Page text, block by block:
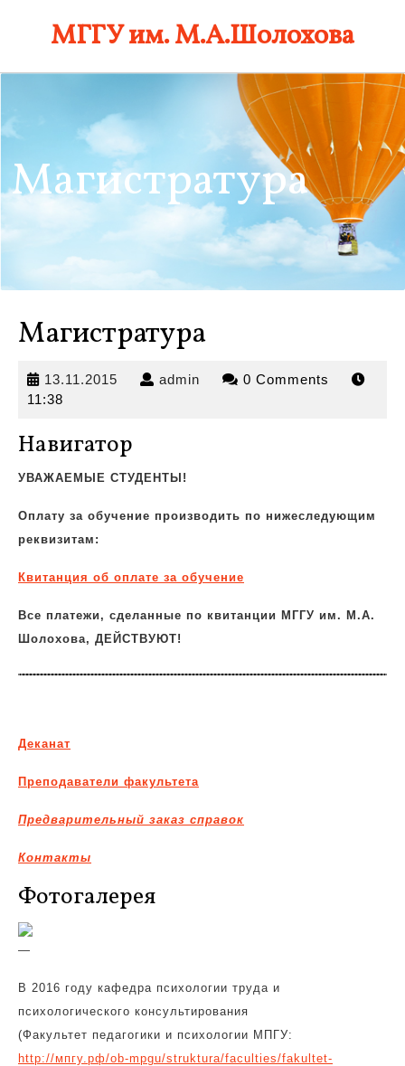
МГГУ им. М.А.Шолохова
Магистратура
Магистратура
13.11.2015 13.11.2015
admin admin 0 Comments
11:38
Навигатор
УВАЖАЕМЫЕ СТУДЕНТЫ!
Оплату за обучение производить по нижеследующим
реквизитам:
Квитанция об оплате за обучение
Все платежи, сделанные по квитанции МГГУ им. М.А.
Шолохова, ДЕЙСТВУЮТ!
Деканат
Преподаватели факультета
Предварительный заказ справок
Контакты
Фотогалерея
—
В 2016 году кафедра психологии труда и
психологического консультирования
(Факультет педагогики и психологии МПГУ:
http://мпгу.рф/ob-mpgu/struktura/faculties/fakultet-